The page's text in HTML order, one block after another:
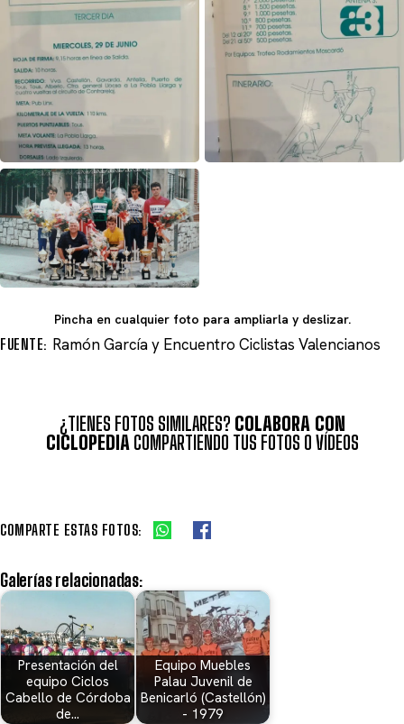
Pincha en cualquier foto para ampliarla y deslizar.
FUENTE: Ramón García y Encuentro Ciclistas Valencianos
¿TIENES FOTOS SIMILARES? COLABORA CON
CICLOPEDIA COMPARTIENDO TUS FOTOS O VÍDEOS
COMPARTE ESTAS FOTOS:
Galerías relacionadas:
Presentación del
equipo Ciclos
Cabello de Córdoba
de…
Equipo Muebles
Palau Juvenil de
Benicarló (Castellón)
- 1979